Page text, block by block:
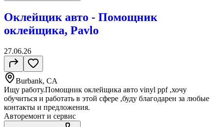
Оклейщик авто - Помощник
оклейщика, Pavlo
27.06.26
Burbank, CA
Ищу работу.Помощник оклейщика авто vinyl ppf ,хочу
обучиться и работать в этой сфере ,буду благодарен за любые
контакты и предложения.
Авторемонт и cервис